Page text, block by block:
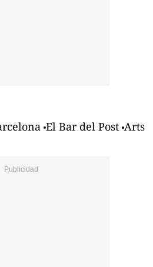
El Bar del Post Arts